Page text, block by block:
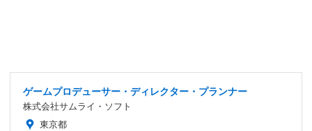
ゲームプロデューサー・ディレクター・プランナー
株式会社サムライ・ソフト
東京都